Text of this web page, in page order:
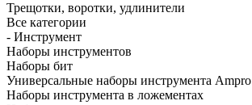
Трещотки, воротки, удлинители
Все категории
- Инструмент
Наборы инструментов
Наборы бит
Универсальные наборы инструмента Ampro
Наборы инструмента в ложементах